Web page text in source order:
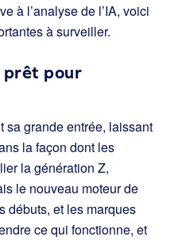
à l’analyse de l’IA, voici
à surveiller.
prêt pour
sa grande entrée, laissant
la façon dont les
la génération Z,
le nouveau moteur de
débuts, et les marques
ce qui fonctionne, et